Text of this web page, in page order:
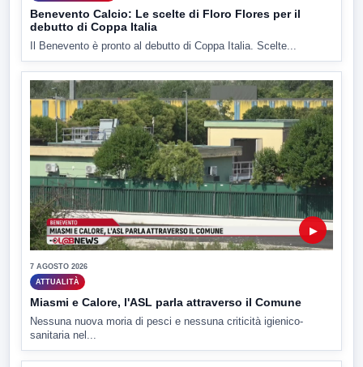
Benevento Calcio: Le scelte di Floro Flores per il
debutto di Coppa Italia
Il Benevento è pronto al debutto di Coppa Italia. Scelte...
▶
7 AGOSTO 2026
ATTUALITÀ
Miasmi e Calore, l'ASL parla attraverso il Comune
Nessuna nuova moria di pesci e nessuna criticità igienico-
sanitaria nel...